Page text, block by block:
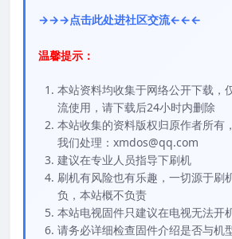
→→→点击此处进社区交流←←←
温馨提示：
本站资料均收集于网络公开下载，
流使用，请下载后24小时内删除
本站收集的资料版权归原作者所有
我们处理：xmdos@qq.com
建议在专业人员指导下刷机
刷机有风险也有乐趣，一切源于刷
负，本站概不负责
本站电视固件只建议在电视无法开
请务必详细检查固件介绍是否与机